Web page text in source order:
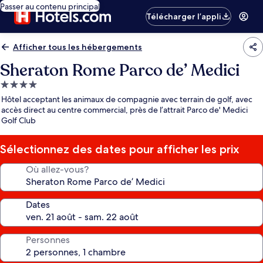
Passer au contenu principal
Télécharger l’appli
Afficher tous les hébergements
Sheraton Rome Parco de’ Medici
Hébergement
4.0 étoiles
Hôtel acceptant les animaux de compagnie avec terrain de golf, avec
accès direct au centre commercial, près de l’attrait Parco de' Medici
Golf Club
Sélectionnez des dates pour afficher les prix
Où allez-vous?
Dates
Personnes